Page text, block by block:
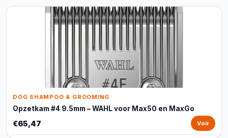
DOG SHAMPOO & GROOMING
Opzetkam #4 9.5mm – WAHL voor Max50 en MaxGo
€65,47 Voir